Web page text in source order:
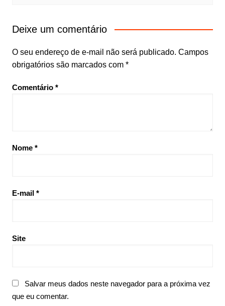
Deixe um comentário
O seu endereço de e-mail não será publicado. Campos
obrigatórios são marcados com *
Comentário *
Nome *
E-mail *
Site
Salvar meus dados neste navegador para a próxima vez
que eu comentar.